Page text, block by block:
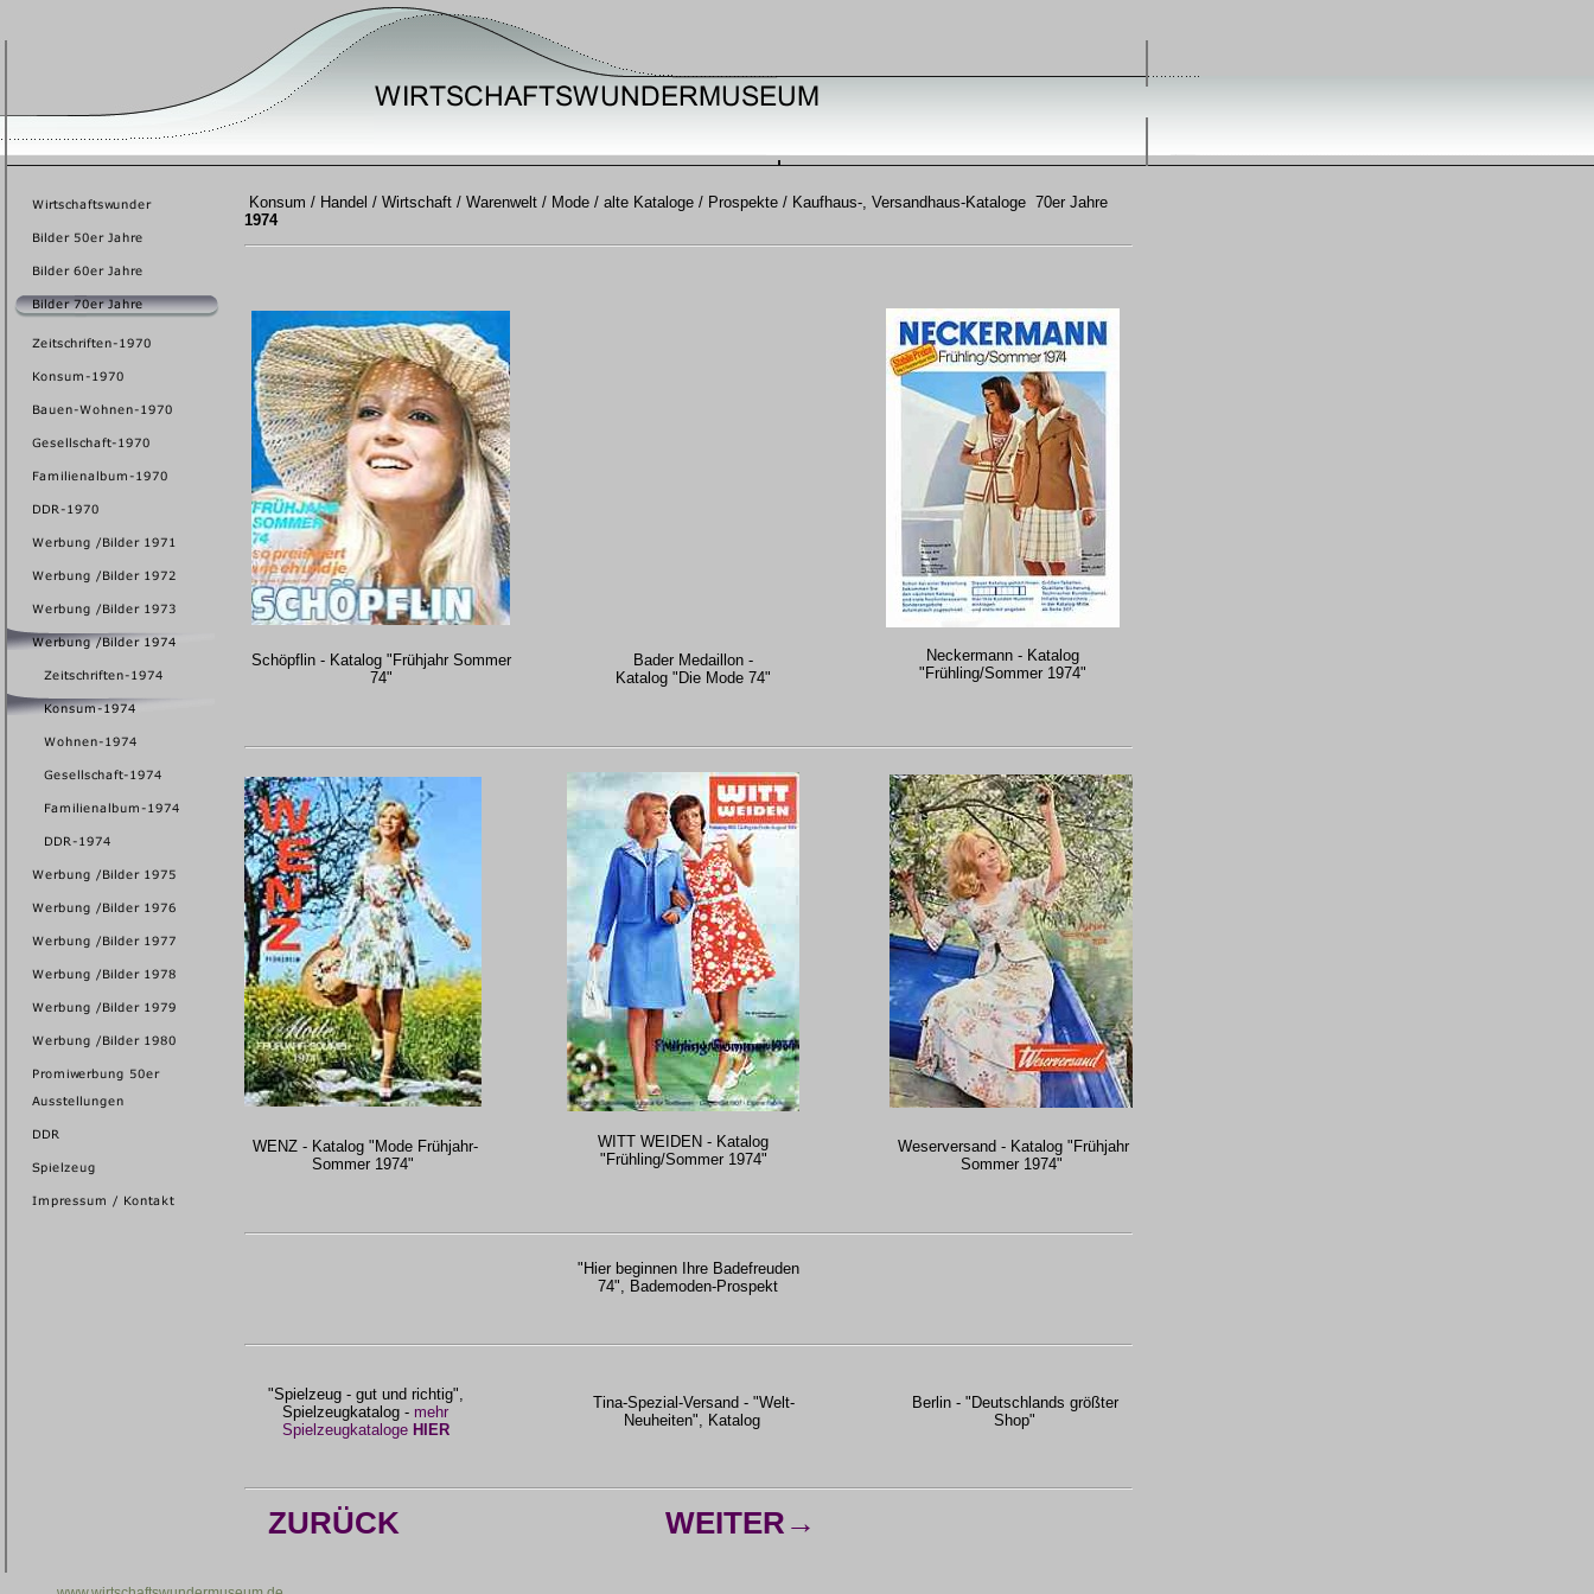
Konsum / Handel / Wirtschaft / Warenwelt / Mode / alte Kataloge / Prospekte / Kaufhaus-, Versandhaus-Kataloge 70er Jahre
1974
Schöpflin - Katalog "Frühjahr Sommer
74"
Bader Medaillon -
Katalog "Die Mode 74"
Neckermann - Katalog
"Frühling/Sommer 1974"
WENZ - Katalog "Mode Frühjahr-
Sommer 1974"
WITT WEIDEN - Katalog
"Frühling/Sommer 1974"
Weserversand - Katalog "Frühjahr
Sommer 1974"
"Hier beginnen Ihre Badefreuden
74", Bademoden-Prospekt
"Spielzeug - gut und richtig",
Spielzeugkatalog - mehr
Spielzeugkataloge HIER
Tina-Spezial-Versand - "Welt-
Neuheiten", Katalog
Berlin - "Deutschlands größter
Shop"
ZURÜCK WEITER→